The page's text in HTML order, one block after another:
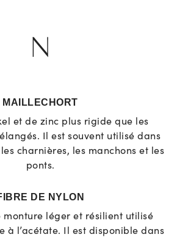
N
MAILLECHORT
et de zinc plus rigide que les
Il est souvent utilisé dans
charnières, les manchons et les
ponts.
DE NYLON
monture léger et résilient utilisé
à l’acétate. Il est disponible dans